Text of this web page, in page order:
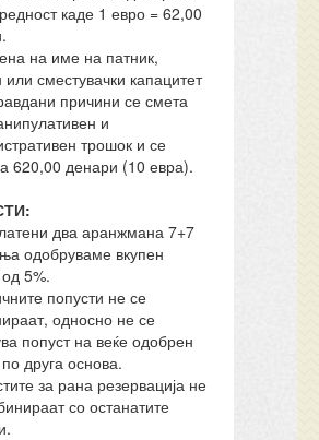
каде 1 евро = 62,00
на име на патник,
сместувачки капацитет
причини се смета
и
трошок и се
620,00 денари (10 евра).
два аранжмана 7+7
одобруваме вкупен
5%.
попусти не се
односно не се
попуст на веќе одобрен
друга основа.
за рана резервација не
со останатите